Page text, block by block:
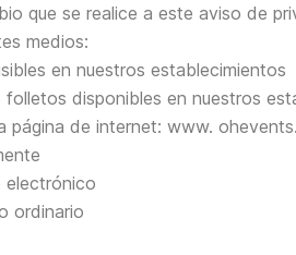
que se realice a este aviso de
medios:
en nuestros establecimientos
disponibles en nuestros
página de internet: www.
electrónico
ordinario